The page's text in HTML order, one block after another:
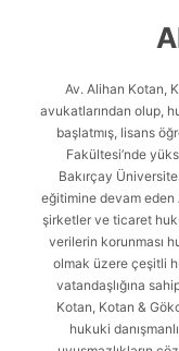
Av. Alihan Kotan,
avukatlarından olup,
başlatmış, lisans
Fakültesi’nde
Bakırçay
eğitimine devam eden
şirketler ve ticaret
verilerin korunması
olmak üzere çeşitli
vatandaşlığına
Kotan, Kotan &
hukuki